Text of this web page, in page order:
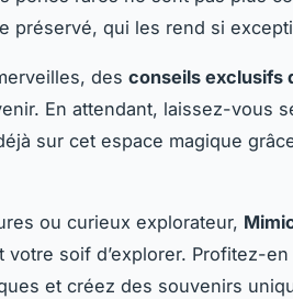
préservé, qui les rend si
des conseils exclusifs
En attendant, laissez-vous
sur cet espace magique
ou curieux explorateur,
soif d’explorer. Profitez-
et créez des souvenirs